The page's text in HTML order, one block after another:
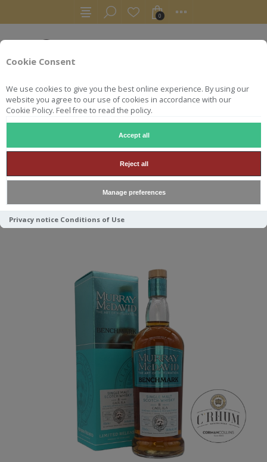
Cookie Consent
We use cookies to give you the best online experience. By using our
website you agree to our use of cookies in accordance with our
Cookie Policy. Feel free to read the policy.
Accept all
Reject all
Manage preferences
Privacy notice Conditions of Use
0
MURRAY MC DAVID CAOL ILA
8Y 54.4° 70CL